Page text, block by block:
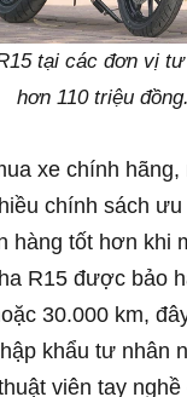
tại các đơn vị
hơn 110 triệu đồng.
xe chính
chính sách ưu
hàng tốt hơn khi
R15 được bảo
30.000 km,
khẩu tư nhân
viên tay